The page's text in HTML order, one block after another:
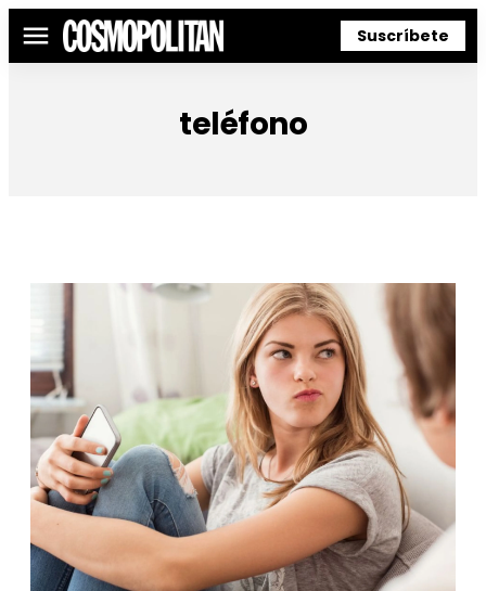
Menú Suscríbete
teléfono